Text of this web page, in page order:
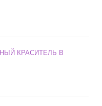
КРАСИТЕЛЬ В